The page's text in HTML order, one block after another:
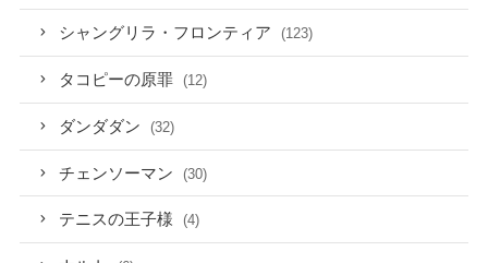
シャングリラ・フロンティア (123)
タコピーの原罪 (12)
ダンダダン (32)
チェンソーマン (30)
テニスの王子様 (4)